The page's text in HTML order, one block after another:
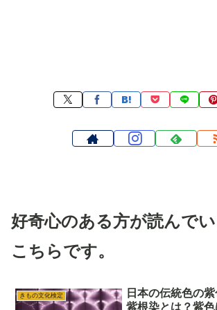
好奇心のある方が読んで
こちらです。
きもの文化検定
日本の伝統色の
紫根染とは？紫